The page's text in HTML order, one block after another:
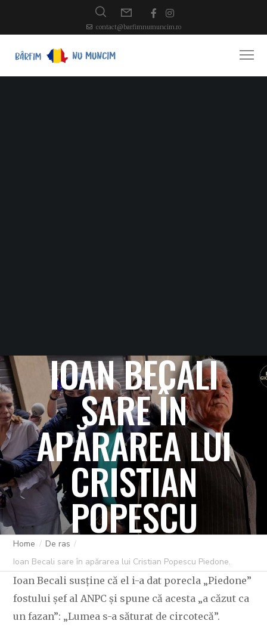
contact@barfimnumuncim.ro
IOAN BECALI
SARE ÎN
APĂRAREA LUI
CRISTIAN
POPESCU
PIEDONE.
C OVIDIU 30 IULIE 2025
Home
De ras
Ioan Becali sare în apărarea lui Cristian Popescu Piedone.
Ioan Becali susține că el i-a dat porecla „Piedone”
fostului șef al ANPC și spune că acesta „a căzut ca
un fazan”: „Lumea s-a săturat de circotecă”.